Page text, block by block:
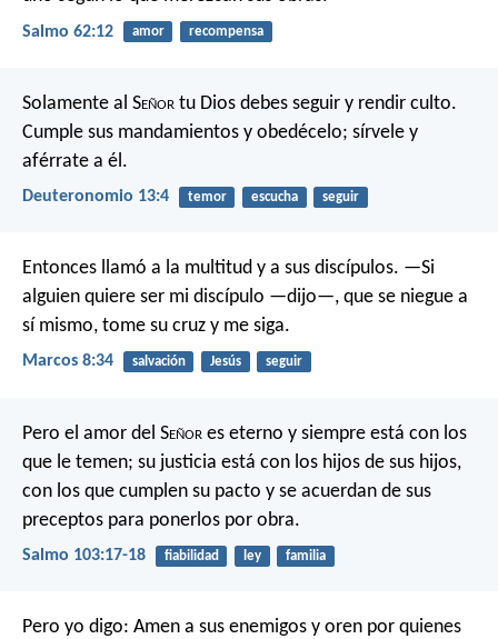
Salmo 62:12 amor recompensa
Solamente al Señor tu Dios debes seguir y rendir culto.
Cumple sus mandamientos y obedécelo; sírvele y
aférrate a él.
Deuteronomio 13:4 temor escucha seguir
Entonces llamó a la multitud y a sus discípulos. —Si
alguien quiere ser mi discípulo —dijo—, que se niegue a
sí mismo, tome su cruz y me siga.
Marcos 8:34 salvación Jesús seguir
Pero el amor del Señor es eterno y siempre está con los
que le temen; su justicia está con los hijos de sus hijos,
con los que cumplen su pacto y se acuerdan de sus
preceptos para ponerlos por obra.
Salmo 103:17-18 fiabilidad ley familia
Pero yo digo: Amen a sus enemigos y oren por quienes